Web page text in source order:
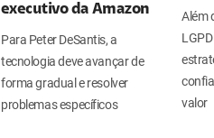
executivo da Amazon
Para Peter DeSantis, a
tecnologia deve avançar de
forma gradual e resolver
problemas específicos
Além
valor